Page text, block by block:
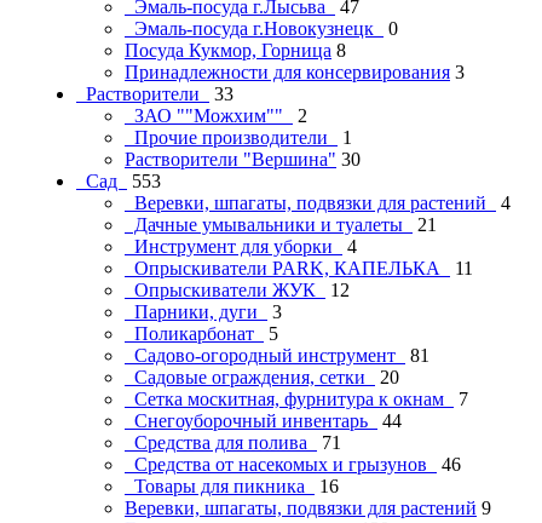
Эмаль-посуда г.Лысьва
47
Эмаль-посуда г.Новокузнецк
0
Посуда Кукмор, Горница 8
Принадлежности для консервирования 3
Растворители
33
ЗАО ""Можхим""
2
Прочие производители
1
Растворители "Вершина" 30
Сад
553
Веревки, шпагаты, подвязки для растений
4
Дачные умывальники и туалеты
21
Инструмент для уборки
4
Опрыскиватели PARK, КАПЕЛЬКА
11
Опрыскиватели ЖУК
12
Парники, дуги
3
Поликарбонат
5
Садово-огородный инструмент
81
Садовые ограждения, сетки
20
Сетка москитная, фурнитура к окнам
7
Снегоуборочный инвентарь
44
Средства для полива
71
Средства от насекомых и грызунов
46
Товары для пикника
16
Веревки, шпагаты, подвязки для растений 9